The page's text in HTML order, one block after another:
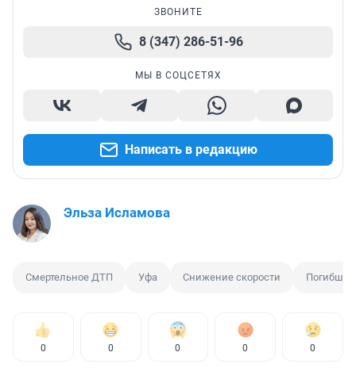
ЗВОНИТЕ
8 (347) 286-51-96
МЫ В СОЦСЕТЯХ
Написать в редакцию
Эльза Исламова
Смертельное ДТП Уфа Снижение скорости
0 0 0 0 0